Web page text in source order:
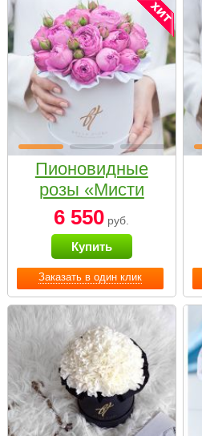
Заказать в один клик
Пионовидные
розы «Мисти
бабблс» в белой
коробке Small
6 550 руб.
Купить